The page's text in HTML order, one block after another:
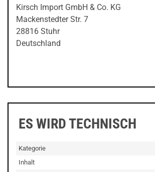
Kirsch Import GmbH & Co. KG
Mackenstedter Str. 7
28816 Stuhr
Deutschland
ES WIRD TECHNISCH
Kategorie
Inhalt